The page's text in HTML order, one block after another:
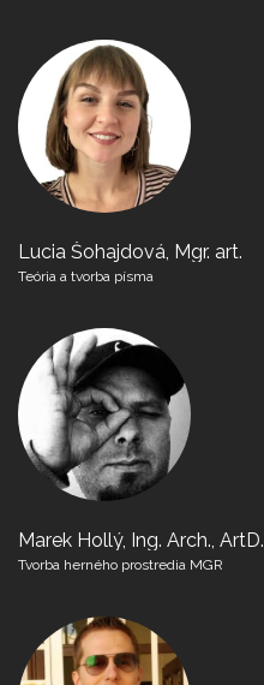
Lucia Šohajdová, Mgr. art.
Teória a tvorba písma
Marek Hollý, Ing. Arch., ArtD.
Tvorba herného prostredia MGR